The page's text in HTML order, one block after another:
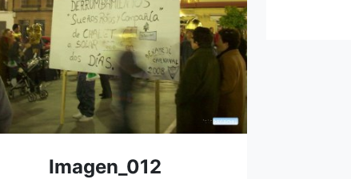
Imagen_012